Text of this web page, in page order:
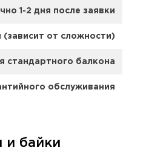
1-2 дня после заявки
от сложности)
стандартного балкона
обслуживания
и байки